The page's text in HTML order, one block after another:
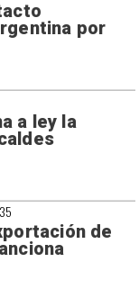
por
a ley la
de